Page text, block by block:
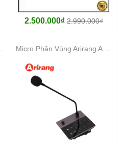
2.500.000₫2.990.000₫
Micro Phân Vùng Arirang AM-20